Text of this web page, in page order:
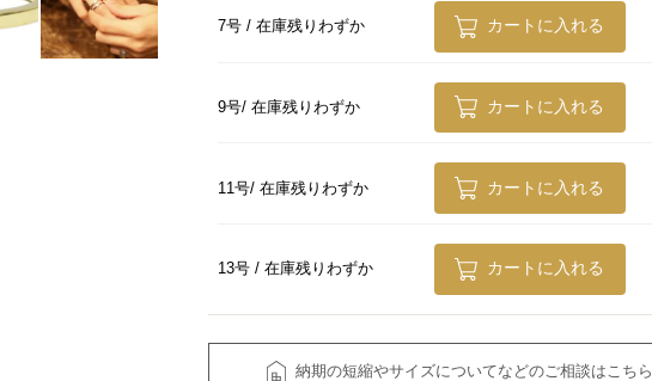
7号 在庫残りわずか カートに入れる
9号 在庫残りわずか カートに入れる
11号 在庫残りわずか カートに入れる
13号 在庫残りわずか カートに入れる
納期の短縮やサイズについてなどのご相談はこちら